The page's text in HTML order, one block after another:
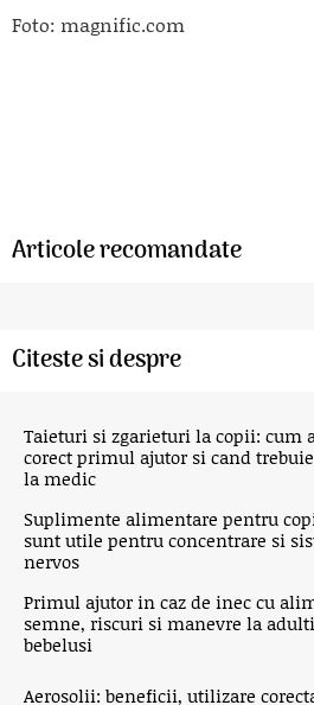
Foto: magnific.com
Articole recomandate
Citeste si despre
Taieturi si zgarieturi la copii: cum
corect primul ajutor si cand
la medic
Suplimente alimentare pentru
sunt utile pentru concentrare si
nervos
Primul ajutor in caz de inec cu
semne, riscuri si manevre la
bebelusi
Aerosolii: beneficii, utilizare